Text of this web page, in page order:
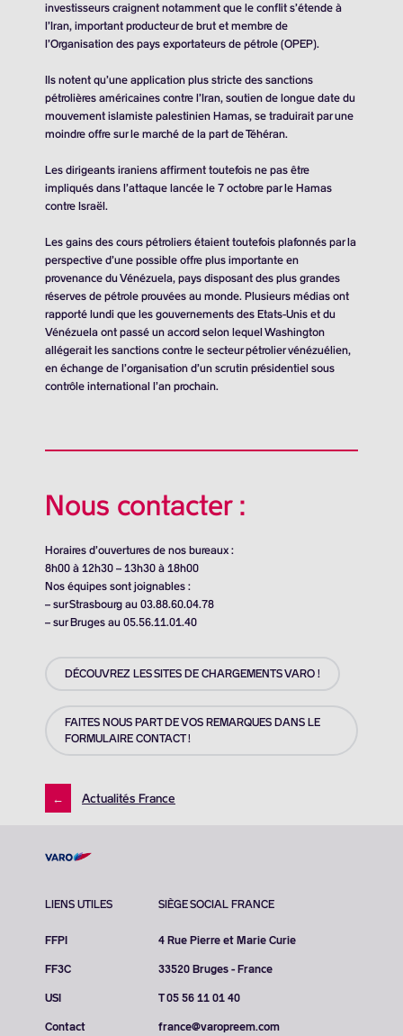
investisseurs craignent notamment que le conflit s’étende à
l’Iran, important producteur de brut et membre de
l’Organisation des pays exportateurs de pétrole (OPEP).
Ils notent qu’une application plus stricte des sanctions
pétrolières américaines contre l’Iran, soutien de longue date du
mouvement islamiste palestinien Hamas, se traduirait par une
moindre offre sur le marché de la part de Téhéran.
Les dirigeants iraniens affirment toutefois ne pas être
impliqués dans l’attaque lancée le 7 octobre par le Hamas
contre Israël.
Les gains des cours pétroliers étaient toutefois plafonnés par la
perspective d’une possible offre plus importante en
provenance du Vénézuela, pays disposant des plus grandes
réserves de pétrole prouvées au monde. Plusieurs médias ont
rapporté lundi que les gouvernements des Etats-Unis et du
Vénézuela ont passé un accord selon lequel Washington
allégerait les sanctions contre le secteur pétrolier vénézuélien,
en échange de l’organisation d’un scrutin présidentiel sous
contrôle international l’an prochain.
Nous contacter :
Horaires d’ouvertures de nos bureaux :
8h00 à 12h30 – 13h30 à 18h00
Nos équipes sont joignables :
– sur Strasbourg au 03.88.60.04.78
– sur Bruges au 05.56.11.01.40
DÉCOUVREZ LES SITES DE CHARGEMENTS VARO !
FAITES NOUS PART DE VOS REMARQUES DANS LE
FORMULAIRE CONTACT !
← Actualités France
LIENS UTILES
FFPI
FF3C
USI
Contact
SIÈGE SOCIAL FRANCE
4 Rue Pierre et Marie Curie
33520 Bruges - France
T 05 56 11 01 40
france@varopreem.com